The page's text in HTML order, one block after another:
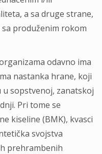
a sa druge strane,
produženim rokom
odavno ima
nastanka hrane, koji
sopstvenoj, zanatskoj
Pri tome se
kiseline (BMK), kvasci
svojstva
prehrambenih